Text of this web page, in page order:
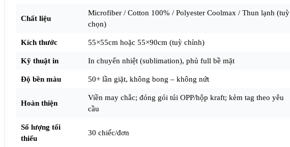
Chất liệu
Microfiber / Cotton 100% / Polyester Coolmax / Thun lạnh (tuỳ
chọn)
Kích thước 55×55cm hoặc 55×90cm (tuỳ chỉnh)
Kỹ thuật in In chuyển nhiệt (sublimation), phủ full bề mặt
Độ bền màu 50+ lần giặt, không bong – không nứt
Hoàn thiện
Viền may chắc; đóng gói túi OPP/hộp kraft; kèm tag theo yêu
cầu
Số lượng tối
thiểu
30 chiếc/đơn